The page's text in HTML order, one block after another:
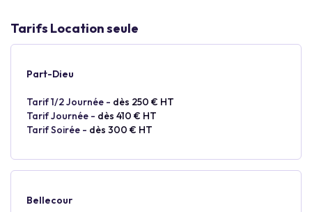
Tarifs Location seule
Part-Dieu
Tarif 1/2 Journée - dès 250 € HT
Tarif Journée - dès 410 € HT
Tarif Soirée - dès 300 € HT
Bellecour